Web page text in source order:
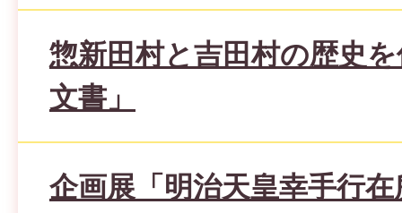
惣新田村と吉田村の歴史
文書」
企画展「明治天皇幸手行